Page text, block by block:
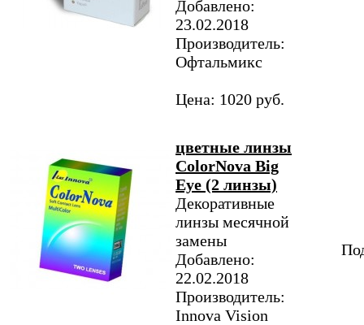
Добавлено:
23.02.2018
Производитель:
Офтальмикс
Цена: 1020 руб.
цветные линзы
ColorNova Big
Eye (2 линзы)
Декоративные
линзы месячной
замены
Добавлено:
22.02.2018
Производитель:
Innova Vision